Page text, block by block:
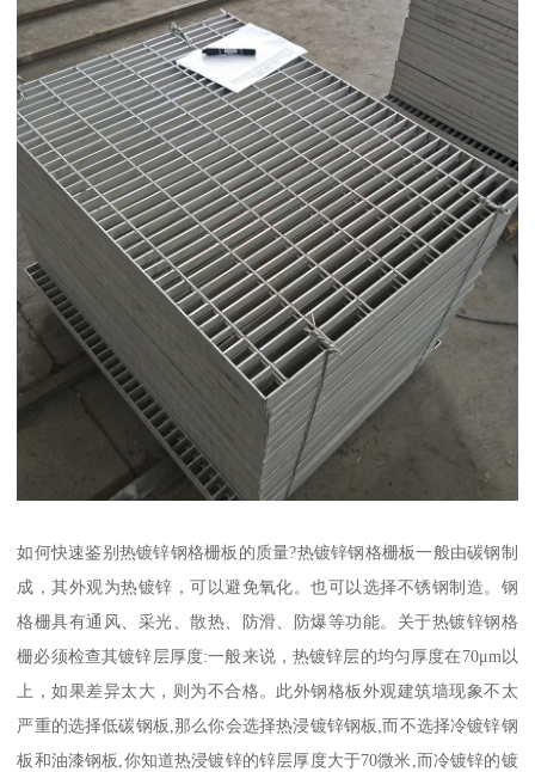
如何快速鉴别热镀锌钢格栅板的质量?热镀锌钢格栅板一般由碳钢制
成，其外观为热镀锌，可以避免氧化。也可以选择不锈钢制造。钢
格栅具有通风、采光、散热、防滑、防爆等功能。关于热镀锌钢格
栅必须检查其镀锌层厚度:一般来说，热镀锌层的均匀厚度在70μm以
上，如果差异太大，则为不合格。此外钢格板外观建筑墙现象不太
严重的选择低碳钢板,那么你会选择热浸镀锌钢板,而不选择冷镀锌钢
板和油漆钢板,你知道热浸镀锌的锌层厚度大于70微米,而冷镀锌的镀